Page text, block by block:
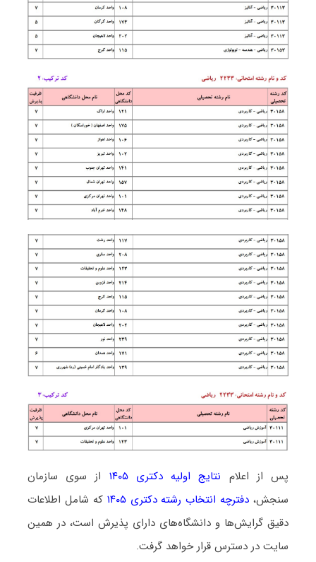
پس از اعلام نتایج اولیه دکتری ۱۴۰۵
از سوی سازمان
سنجش، دفترچه انتخاب رشته دکتری ۱۴۰۵
که شامل اطلاعات
دقیق گرایش‌ها و دانشگاه‌های دارای پذیرش است، در همین
سایت در دسترس قرار خواهد گرفت.